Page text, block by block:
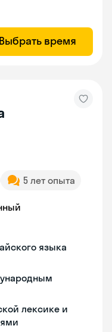
Выбрать время
5 лет опыта
языка
лексике и